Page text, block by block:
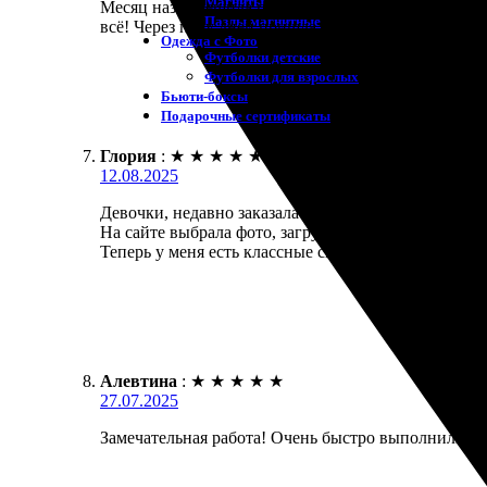
Пазлы магнитные
Одежда с Фото
Футболки детские
Футболки для взрослых
Бьюти-боксы
Подарочные сертификаты
Месяц назад решила попробовать печать полоски
всё! Через пару дней пришла посылка. Полоска
Глория : ★ ★ ★ ★ ★
12.08.2025
Девочки, недавно заказала печать фотополоски
На сайте выбрала фото, загрузила, и через минуту
Теперь у меня есть классные снимки, которые
Алевтина : ★ ★ ★ ★ ★
27.07.2025
Замечательная работа! Очень быстро выполнили